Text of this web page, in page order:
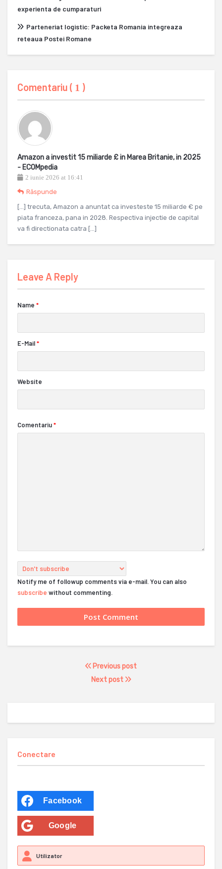
experienta de cumparaturi
Parteneriat logistic: Packeta Romania integreaza
reteaua Postei Romane
Comentariu ( 1 )
Amazon a investit 15 miliarde £ in Marea Britanie, in 2025
- ECOMpedia
2 iunie 2026 at 16:41
Răspunde
[…] trecuta, Amazon a anuntat ca investeste 15 miliarde € pe
piata franceza, pana in 2028. Respectiva injectie de capital
va fi directionata catra […]
Leave A Reply
Name *
E-Mail*
Website
Comentariu*
Notify me of followup comments via e-mail. You can also
subscribe without commenting.
Previous post
Next post
Conectare
Facebook
Google